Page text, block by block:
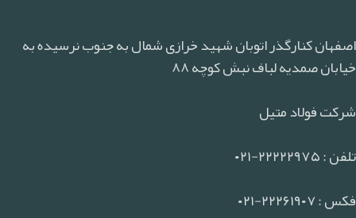
اصفهان کنارگذر اتوبان شهید خرازی شمال به جنوب نرسیده به
خیابان صمدیه لباف نبش کوچه ۸۸
شرکت فولاد متیل
تلفن : ۲۲۲۲۲۹۷۵-۰۲۱
فکس : ۲۲۲۶۱۹۰۷-۰۲۱